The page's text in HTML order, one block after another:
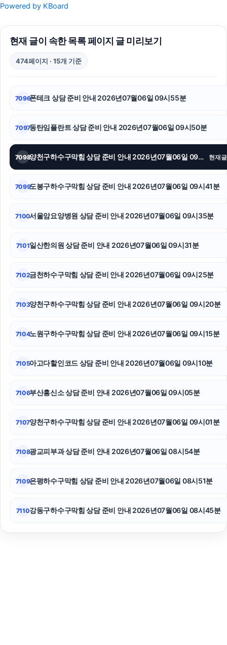
동작하수구막힘
서초성범죄변호사
상간녀위자료
소액결제상품권
도봉구하수구막힘
김포공항주차대행
인스타그램 팔로워 구매
Powered by KBoard
현재 글이 속한 목록 페이지 글 미리보기
474페이지 · 15개 기준
7096폰테크 상담 준비 안내 2026년07월06일 09시55분
7097동탄임플란트 상담 준비 안내 2026년07월06일 09시50분
7098 양천구하수구막힘 상담 준비 안내 2026년07월06일 09시44분 현재글
7099도봉구하수구막힘 상담 준비 안내 2026년07월06일 09시41분
7100서울암요양병원 상담 준비 안내 2026년07월06일 09시35분
7101일산한의원 상담 준비 안내 2026년07월06일 09시31분
7102금천하수구막힘 상담 준비 안내 2026년07월06일 09시25분
7103양천구하수구막힘 상담 준비 안내 2026년07월06일 09시20분
7104노원구하수구막힘 상담 준비 안내 2026년07월06일 09시15분
7105아고다할인코드 상담 준비 안내 2026년07월06일 09시10분
7106부산흥신소 상담 준비 안내 2026년07월06일 09시05분
7107양천구하수구막힘 상담 준비 안내 2026년07월06일 09시01분
7108광교피부과 상담 준비 안내 2026년07월06일 08시54분
7109은평하수구막힘 상담 준비 안내 2026년07월06일 08시51분
7110강동구하수구막힘 상담 준비 안내 2026년07월06일 08시45분